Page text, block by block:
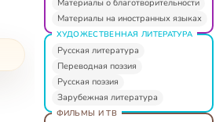
Материалы о благотворительности
Материалы на иностранных языках
ХУДОЖЕСТВЕННАЯ ЛИТЕРАТУРА
Русская литература
Переводная поэзия
Русская поэзия
Зарубежная литература
ФИЛЬМЫ И ТВ